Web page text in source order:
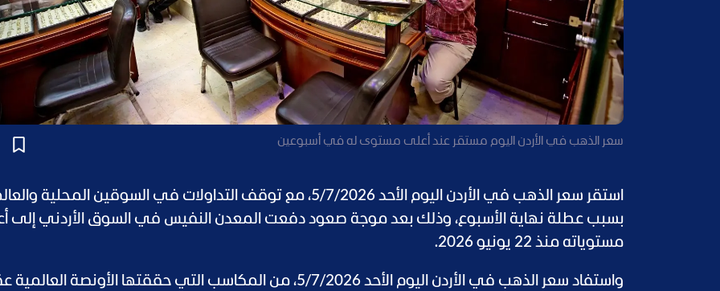
سعر الذهب في الأردن اليوم مستقر عند أعلى مستوى له في أسبوعين
استقر سعر الذهب في الأردن اليوم الأحد 5/7/2026، مع توقف التداولات في السوقين المحلية
بسبب عطلة نهاية الأسبوع، وذلك بعد موجة صعود دفعت المعدن النفيس في السوق الأردني إلى
مستوياته منذ 22 يونيو 2026.
واستفاد سعر الذهب في الأردن اليوم الأحد 5/7/2026، من المكاسب التي حققتها الأونصة